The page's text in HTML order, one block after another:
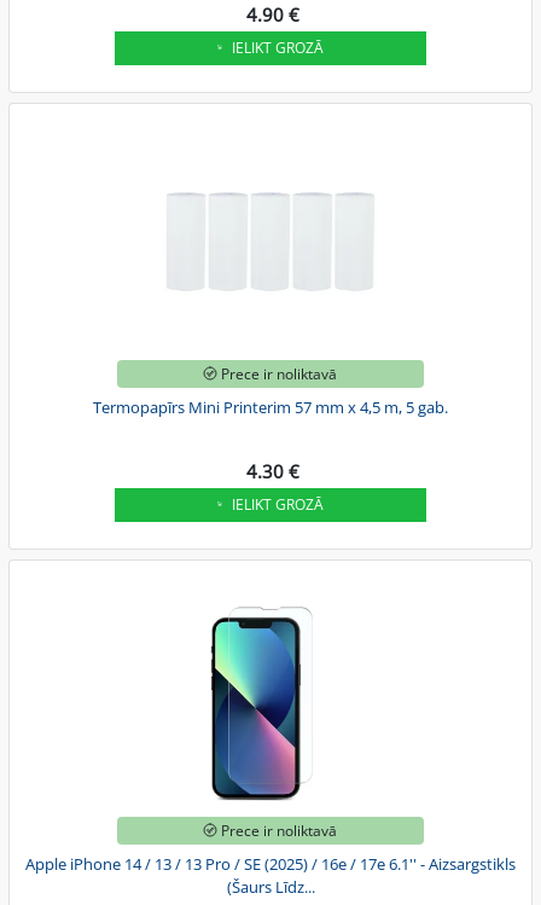
4.90 €
IELIKT GROZĀ
Prece ir noliktavā
Termopapīrs Mini Printerim 57 mm x 4,5 m, 5 gab.
4.30 €
IELIKT GROZĀ
Prece ir noliktavā
Apple iPhone 14 / 13 / 13 Pro / SE (2025) / 16e / 17e 6.1'' - Aizsargstikls
(Šaurs Līdz...